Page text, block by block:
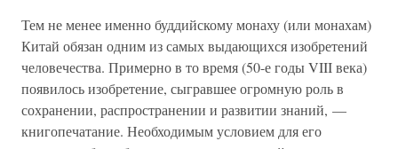
Тем не менее именно буддийскому монаху (или монахам)
Китай обязан одним из самых выдающихся изобретений
человечества. Примерно в то время (50-е годы VIII века)
появилось изобретение, сыгравшее огромную роль в
сохранении, распространении и развитии знаний, —
книгопечатание. Необходимым условием для его